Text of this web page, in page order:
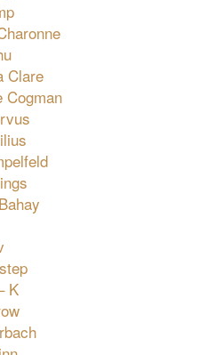
Clare
Cogman
K